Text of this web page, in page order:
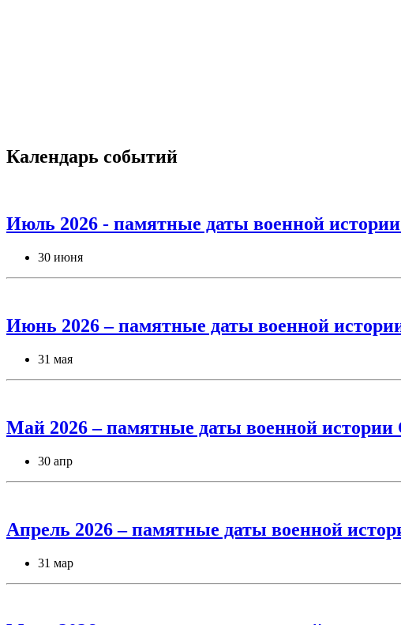
Календарь событий
Июль 2026 - памятные даты военной
30 июня
Июнь 2026 – памятные даты военной
31 мая
Май 2026 – памятные даты военной истории
30 апр
Апрель 2026 – памятные даты военной
31 мар